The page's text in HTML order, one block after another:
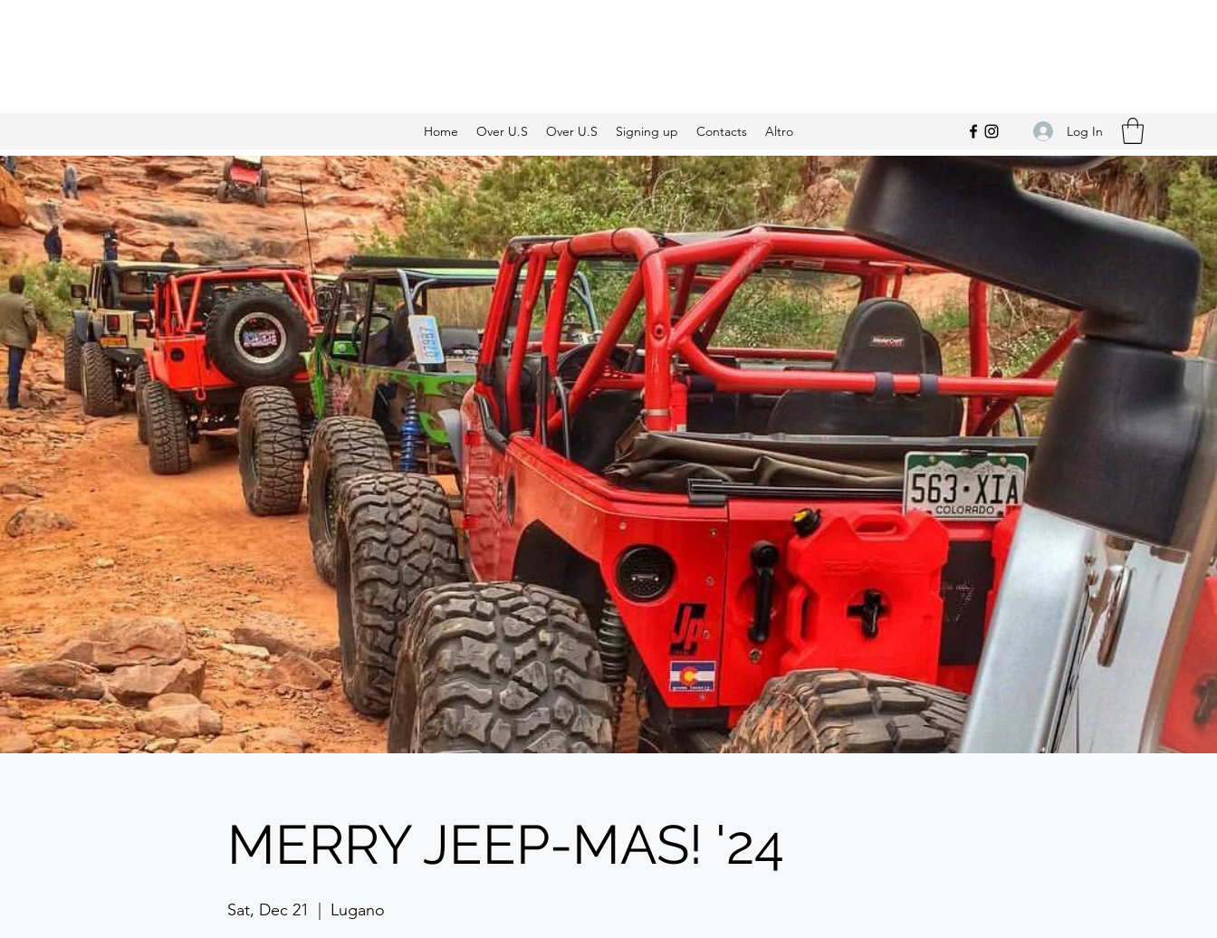
Home Over U.S Over U.S Signing up Contacts Altro Log In
MERRY JEEP-MAS! '24
Sat, Dec 21
  |
Lugano